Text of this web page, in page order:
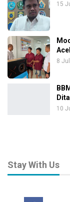
15
8
10
Stay With Us